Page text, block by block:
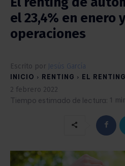
el 23,4% en enero
operaciones
Escrito por Jesús García
INICIO RENTING EL
2 febrero 2022
Tiempo estimado de lectura: 1